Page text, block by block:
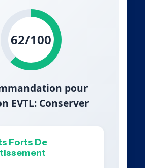
62/100
pour
EVTL: Conserver
Forts De